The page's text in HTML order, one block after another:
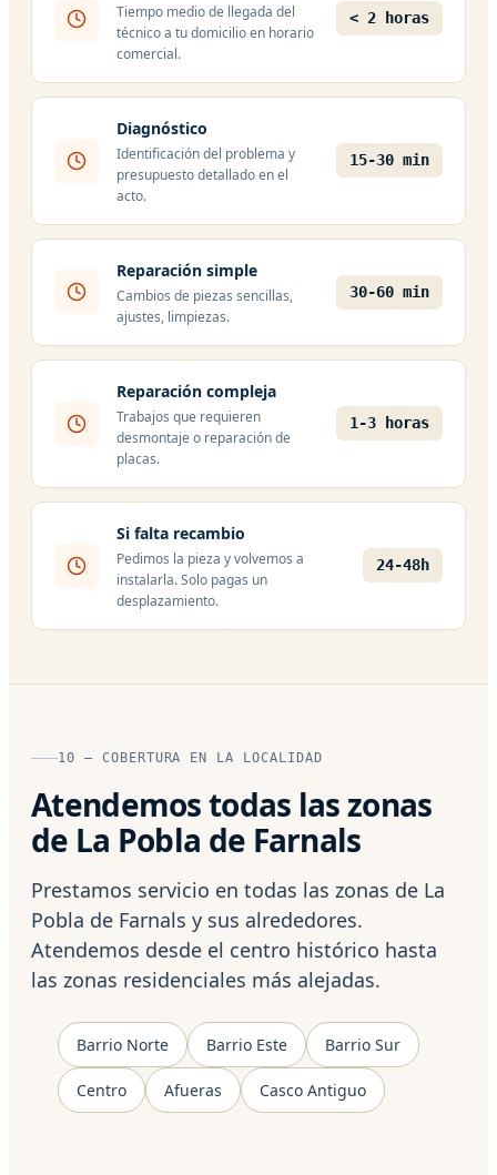
Tiempo medio de llegada del
técnico a tu domicilio en horario
comercial.
< 2 horas
Diagnóstico
Identificación del problema y
presupuesto detallado en el
acto.
15-30 min
Reparación simple
Cambios de piezas sencillas,
ajustes, limpiezas.
30-60 min
Reparación compleja
Trabajos que requieren
desmontaje o reparación de
placas.
1-3 horas
Si falta recambio
Pedimos la pieza y volvemos a
instalarla. Solo pagas un
desplazamiento.
24-48h
10 — COBERTURA EN LA LOCALIDAD
Atendemos todas las zonas
de La Pobla de Farnals
Prestamos servicio en todas las zonas de La
Pobla de Farnals y sus alrededores.
Atendemos desde el centro histórico hasta
las zonas residenciales más alejadas.
Barrio Norte Barrio Este Barrio Sur
Centro Afueras Casco Antiguo